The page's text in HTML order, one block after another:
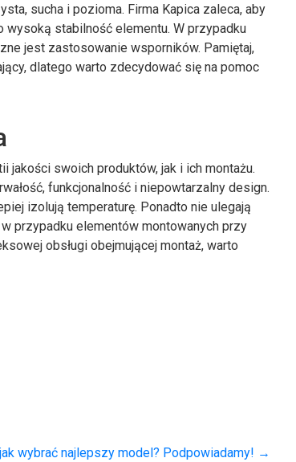
sucha i pozioma. Firma Kapica zaleca, aby
wysoką stabilność elementu. W przypadku
jest zastosowanie wsporników. Pamiętaj,
dlatego warto zdecydować się na pomoc
swoich produktów, jak i ich montażu.
funkcjonalność i niepowtarzalny design.
izolują temperaturę. Ponadto nie ulegają
przypadku elementów montowanych przy
obsługi obejmującej montaż, warto
wybrać najlepszy model? Podpowiadamy! →